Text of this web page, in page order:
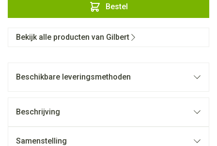
Bestel
Bekijk alle producten van Gilbert
Beschikbare leveringsmethoden
Beschrijving
Samenstelling